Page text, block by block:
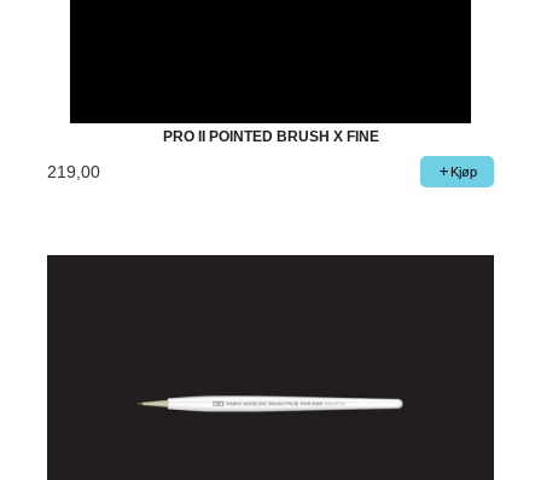
PRO II POINTED BRUSH X FINE
219,00 Kjøp